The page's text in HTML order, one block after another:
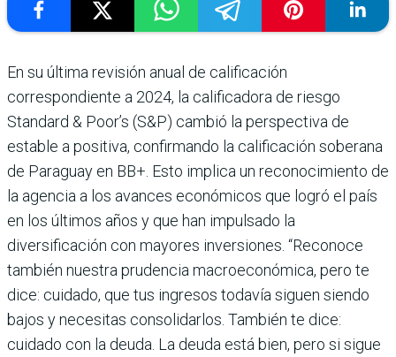
En su última revisión anual de calificación
correspondiente a 2024, la calificadora de riesgo
Standard & Poor’s (S&P) cambió la perspectiva de
estable a positiva, confirmando la calificación soberana
de Paraguay en BB+. Esto implica un reconocimiento de
la agencia a los avances económicos que logró el país
en los últimos años y que han impulsado la
diversificación con mayores inversiones. “Reconoce
también nuestra prudencia macroeconómica, pero te
dice: cuidado, que tus ingresos todavía siguen siendo
bajos y necesitas consolidarlos. También te dice:
cuidado con la deuda. La deuda está bien, pero si sigue